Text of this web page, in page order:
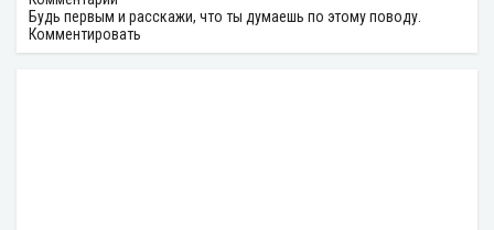
Будь первым и расскажи, что ты думаешь по этому поводу.
Комментировать